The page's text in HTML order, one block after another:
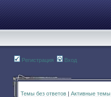
Регистрация Вход
Темы без ответов | Активные темы